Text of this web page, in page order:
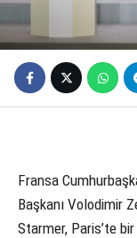
Fransa
Başkanı Volodimir
Starmer, Paris’te